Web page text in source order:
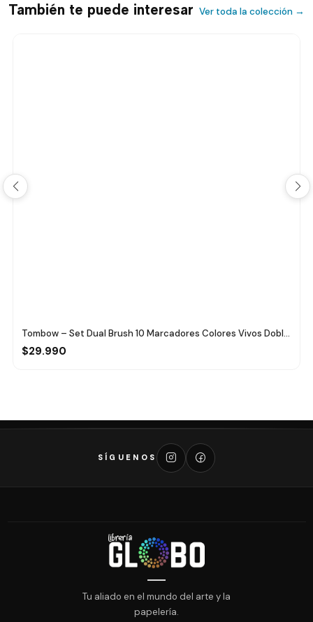
También te puede interesar Ver toda la colección →
Tombow – Set Dual Brush 10 Marcadores Colores Vivos Dobl...
$29.990
SÍGUENOS
Tu aliado en el mundo del arte y la
papelería.